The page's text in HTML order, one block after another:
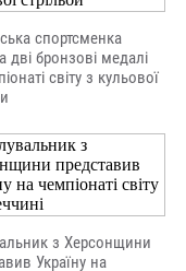
спортсменка
дві бронзові медалі
світу з кульової
з Херсонщини
Україну на